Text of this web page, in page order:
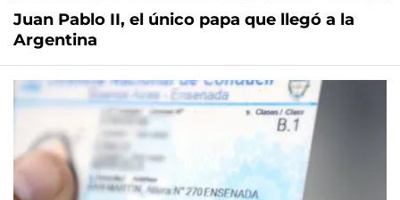
Juan Pablo II, el único papa que llegó a la
Argentina